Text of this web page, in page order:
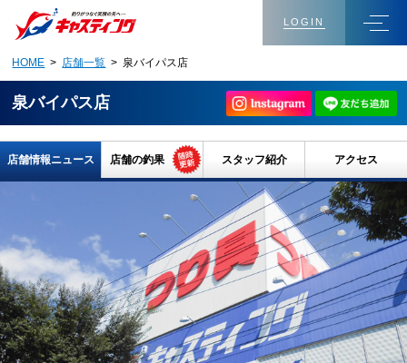
LOGIN
HOME > 店舗一覧 > 泉バイパス店
泉バイパス店
店舗情報ニュース 店舗の釣果 スタッフ紹介 アクセス